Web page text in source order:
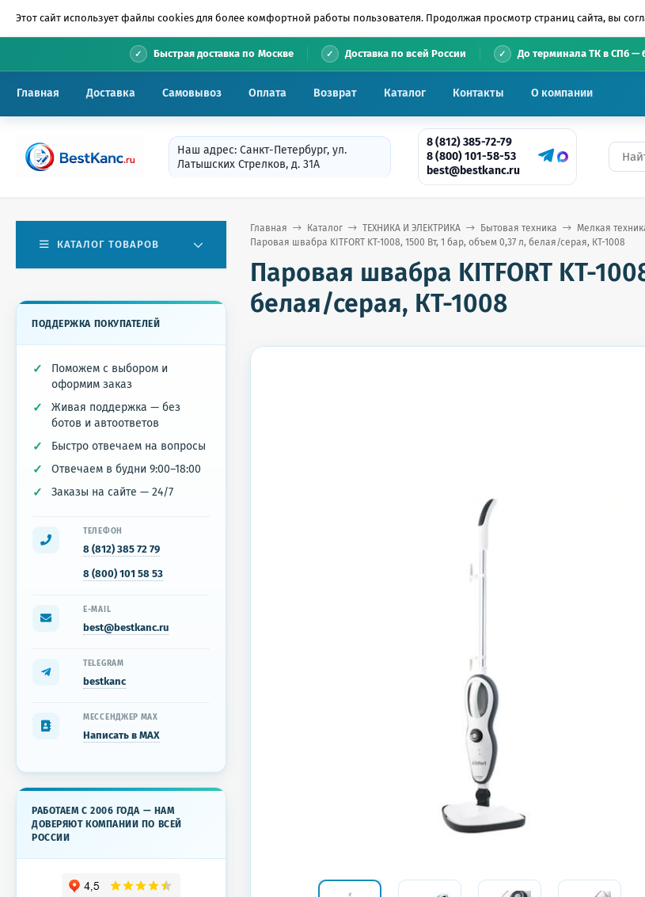
Этот сайт использует файлы cookies для более комфортной работы пользователя. Продолжая просмотр страниц сайта, вы
Быстрая доставка по Москве Доставка по всей России До терминала ТК в СПб —
Главная Доставка Самовывоз Оплата Возврат Каталог Контакты О компании
Наш адрес: Санкт-Петербург, ул.
Латышских Стрелков, д. 31А
8 (812) 385-72-79
8 (800) 101-58-53
best@bestkanc.ru
Главная Каталог ТЕХНИКА И ЭЛЕКТРИКА Бытовая техника
Мелкая
Паровая швабра KITFORT KT-1008, 1500 Вт, 1 бар, объем 0,37 л, белая/серая, КТ-1008
Паровая швабра KITFORT KT-
белая/серая, КТ-1008
КАТАЛОГ ТОВАРОВ
ПОДДЕРЖКА ПОКУПАТЕЛЕЙ
Поможем с выбором и
оформим заказ
Живая поддержка — без
ботов и автоответов
Быстро отвечаем на вопросы
Отвечаем в будни 9:00–18:00
Заказы на сайте — 24/7
ТЕЛЕФОН
8 (812) 385 72 79
8 (800) 101 58 53
E-MAIL
best@bestkanc.ru
TELEGRAM
bestkanc
МЕССЕНДЖЕР MAX
Написать в MAX
РАБОТАЕМ С 2006 ГОДА — НАМ
ДОВЕРЯЮТ КОМПАНИИ ПО ВСЕЙ
РОССИИ